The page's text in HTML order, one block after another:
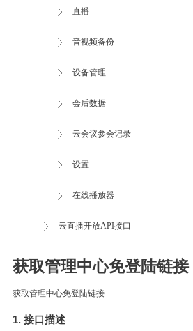
直播
音视频备份
设备管理
会后数据
云会议参会记录
设置
在线播放器
云直播开放API接口
获取管理中心免登陆链接
获取管理中心免登陆链接
1. 接口描述